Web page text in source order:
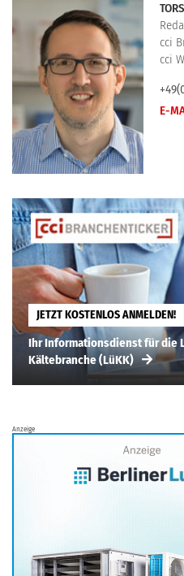
cci
cci
E-
JETZT KOSTENLOS ANMELDEN!
Ihr Informationsdienst für die
Kältebranche (LüKK)
Anzeige